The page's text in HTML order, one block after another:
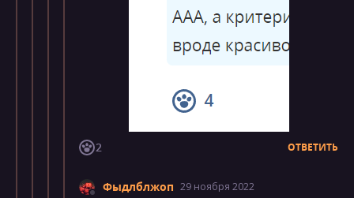
2 ОТВЕТИТЬ
Фыдлблжоп 29 ноября 2022